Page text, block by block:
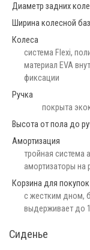
Диаметр задних
Ширина колесной
Колеса
cистема Flexi,
материал EVA
фиксации
Ручка
покрыта
Высота от пола до
Амортизация
тройная система
амортизаторы на
Корзина для покупок
с жестким дном,
выдерживает до
Сиденье